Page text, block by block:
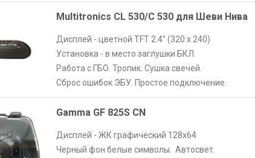
Multitronics CL 530/C 530 для Шеви Нива
Дисплей - цветной TFT 2.4" (320 х 240)
Установка - в место заглушки БКЛ.
Работа с ГБО. Тропик. Сушка свечей.
Сброс ошибок ЭБУ. Простое подключение.
Gamma GF 825S CN
Дисплей - ЖК графический 128x64
Черный фон белые символы. Автосвет.